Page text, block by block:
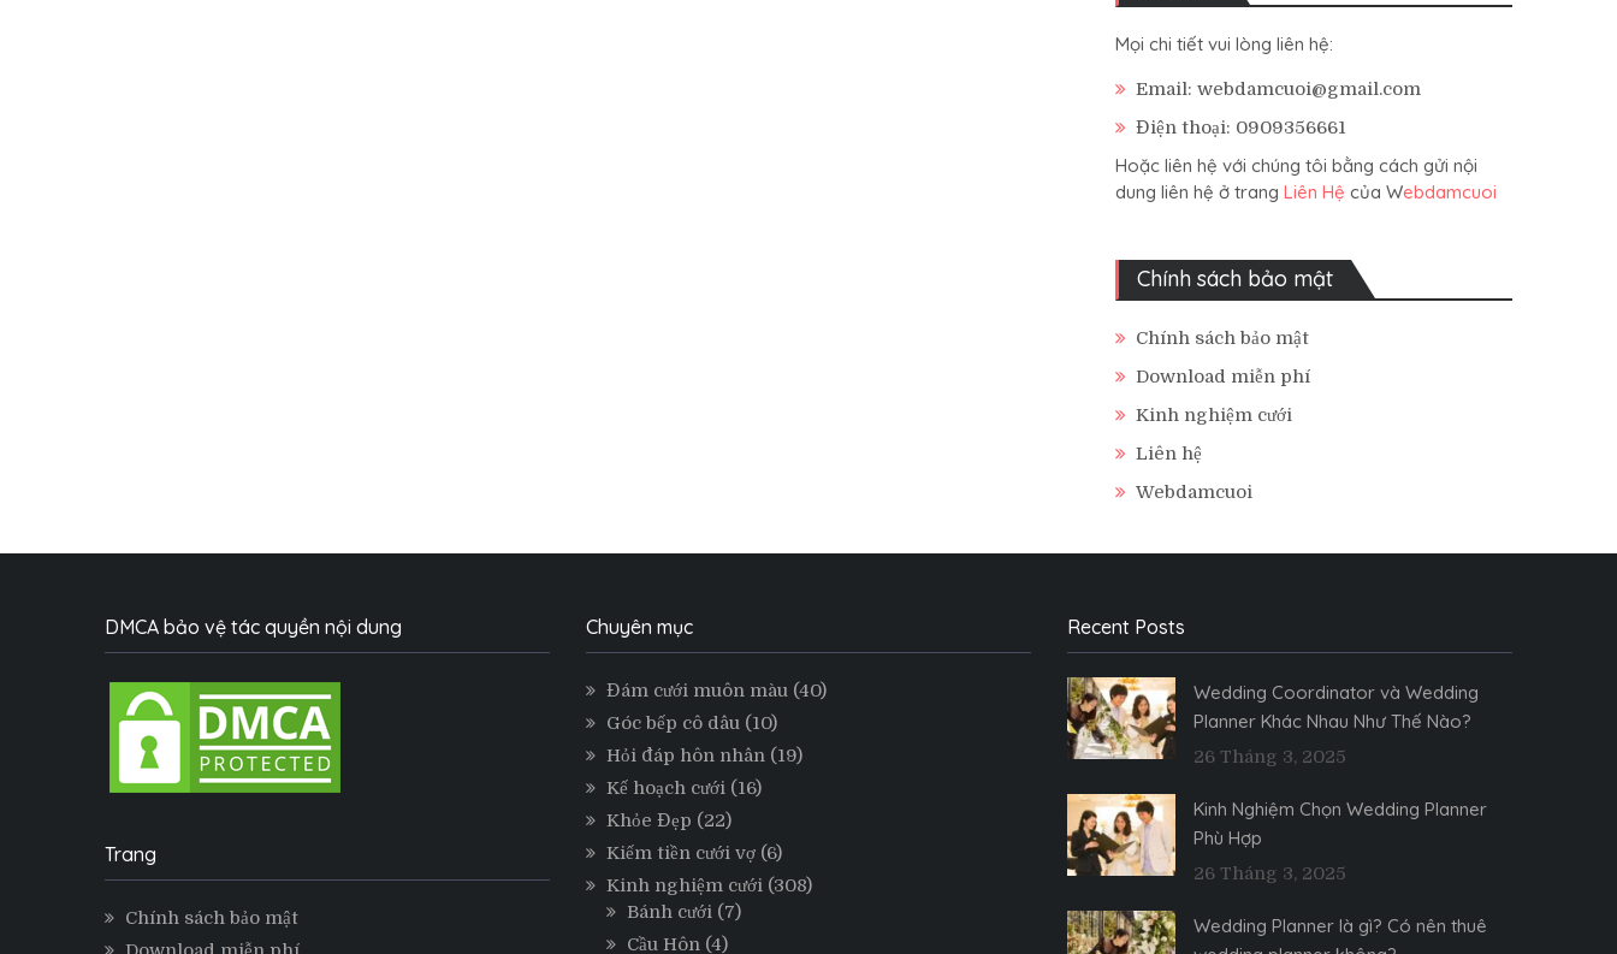
Mọi chi tiết vui lòng liên hệ:
Email: webdamcuoi@gmail.com
Điện thoại: 0909356661
Hoặc liên hệ với chúng tôi bằng cách gửi nội
dung liên hệ ở trang Liên Hệ của Webdamcuoi
Chính sách bảo mật
Chính sách bảo mật
Download miễn phí
Kinh nghiệm cưới
Liên hệ
Webdamcuoi
DMCA bảo vệ tác quyền nội dung
Trang
Chính sách bảo mật
Chuyên mục
Đám cưới muôn màu(40)
Góc bếp cô dâu(10)
Hỏi đáp hôn nhân(19)
Kế hoạch cưới(16)
Khỏe Đẹp (22)
Kiếm tiền cưới vợ(6)
Kinh nghiệm cưới(308)
Bánh cưới(7)
Cầu Hôn(4)
Recent Posts
Wedding Coordinator và Wedding
Planner Khác Nhau Như Thế Nào?
26 Tháng 3, 2025
Kinh Nghiệm Chọn Wedding Planner
Phù Hợp
26 Tháng 3, 2025
Wedding Planner là gì? Có nên thuê